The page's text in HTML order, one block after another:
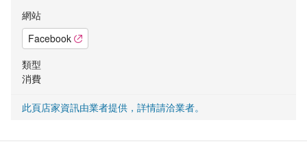
網站
Facebook
類型
消費
此頁店家資訊由業者提供，詳情請洽業者。